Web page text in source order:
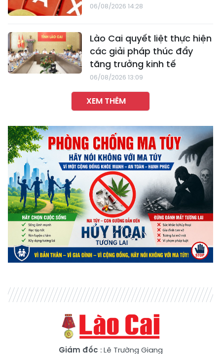
06/08/2026 14:28
Lào Cai quyết liệt thực hiện
các giải pháp thúc đẩy
tăng trưởng kinh tế
06/08/2026 13:09
XEM THÊM
Giám đốc : Lê Trường Giang